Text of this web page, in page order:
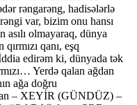
rəngarəng, hadisələrlə
var, bizim onu hansı
asılı olmayaraq, dünya
qanı, eşq
edirəm ki, dünyada tək
Yerdə qalan ağdan
ağa doğru
– XEYİR (GÜNDÜZ) –